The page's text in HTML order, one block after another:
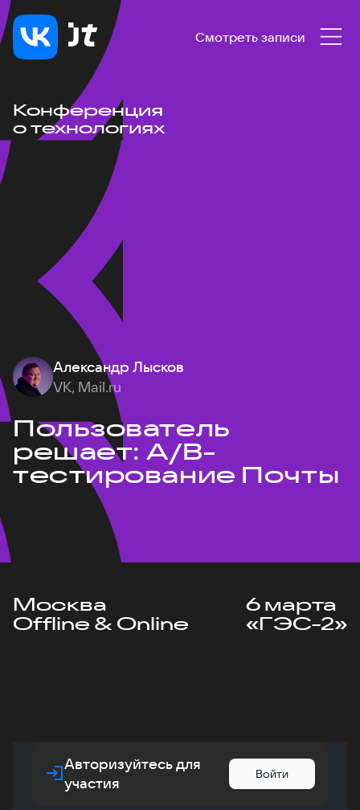
Смотреть записи
Конференция
о технологиях
Александр Лысков
VK, Mail.ru
Пользователь
решает: A/B-
тестирование Почты
Москва
Offline & Online
6 марта
«ГЭС-2»
Авторизуйтесь для
участия
Войти